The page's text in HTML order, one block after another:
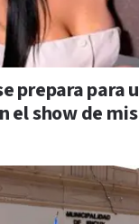
prepara para
el show de